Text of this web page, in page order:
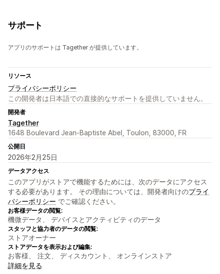
サポート
アプリのサポートは Tagether が提供しています。
リソース
プライバシーポリシー
この開発者は日本語での直接的なサポートを提供していません。
開発者
Tagether
1648 Boulevard Jean-Baptiste Abel, Toulon, 83000, FR
公開日
2026年2月25日
データアクセス
このアプリがストアで機能するためには、次のデータにアクセス
する必要があります。 その理由については、開発者向けのプライ
バシーポリシー でご確認ください。
お客様データの閲覧:
機微データ、 デバイスとアクティビティのデータ
スタッフと協力者のデータの閲覧:
ストアオーナー
ストアデータを表示および編集:
お客様、 注文、 ディスカウント、 オンラインストア
詳細を見る